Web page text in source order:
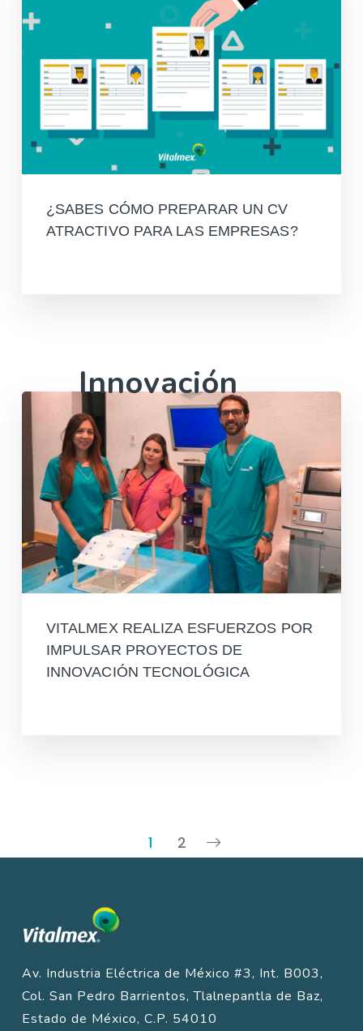
¿SABES CÓMO PREPARAR UN CV
ATRACTIVO PARA LAS EMPRESAS?
Innovación
VITALMEX REALIZA ESFUERZOS POR
IMPULSAR PROYECTOS DE
INNOVACIÓN TECNOLÓGICA
1 2
Av. Industria Eléctrica de México #3, Int. B003,
Col. San Pedro Barrientos, Tlalnepantla de Baz,
Estado de México, C.P. 54010